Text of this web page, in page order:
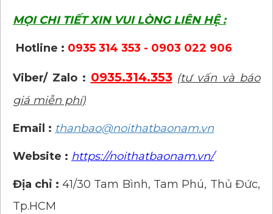
MỌI CHI TIẾT XIN VUI LÒNG LIÊN HỆ :
Hotline : 0935 314 353 - 0903 022 906
Viber/ Zalo : 0935.314.353 (tư vấn và báo
giá miễn phí)
Email : thanbao@noithatbaonam.vn
Website : https://noithatbaonam.vn/
Địa chỉ : 41/30 Tam Bình, Tam Phú, Thủ Đức,
Tp.HCM